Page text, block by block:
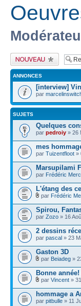
Publier un nouveau
sujet
ANNONCES
[interview]
par
SUJETS
Quelques
par pedroiy » 26
mes
par Tuizentfloot »
Marsupilami
par Frédéric
L'étang des
par Frédéric
Spirou,
par Zozo » 16
2 dessins
par pascal » 23
Gaston 3D
par Beiadeg »
Bonne
par Vincent »
hommage a
par pitbulle » 11